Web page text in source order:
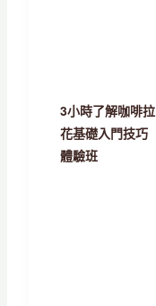
3小時了解咖啡拉
花基礎入門技巧
體驗班